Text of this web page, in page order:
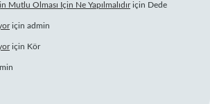
Mutlu Olması Için Ne Yapılmalıdıriçin Dede
için admin
için Kör